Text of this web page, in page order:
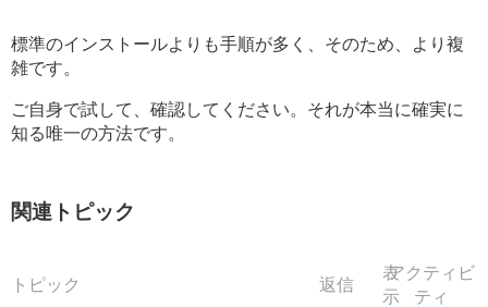
標準のインストールよりも手順が多く、そのため、より複
雑です。
ご自身で試して、確認してください。それが本当に確実に
知る唯一の方法です。
関連トピック
トピック 返信
表
示
アクティビ
ティ